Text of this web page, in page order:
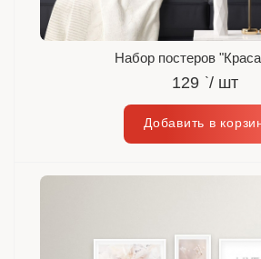
Набор постеров
129`/ шт